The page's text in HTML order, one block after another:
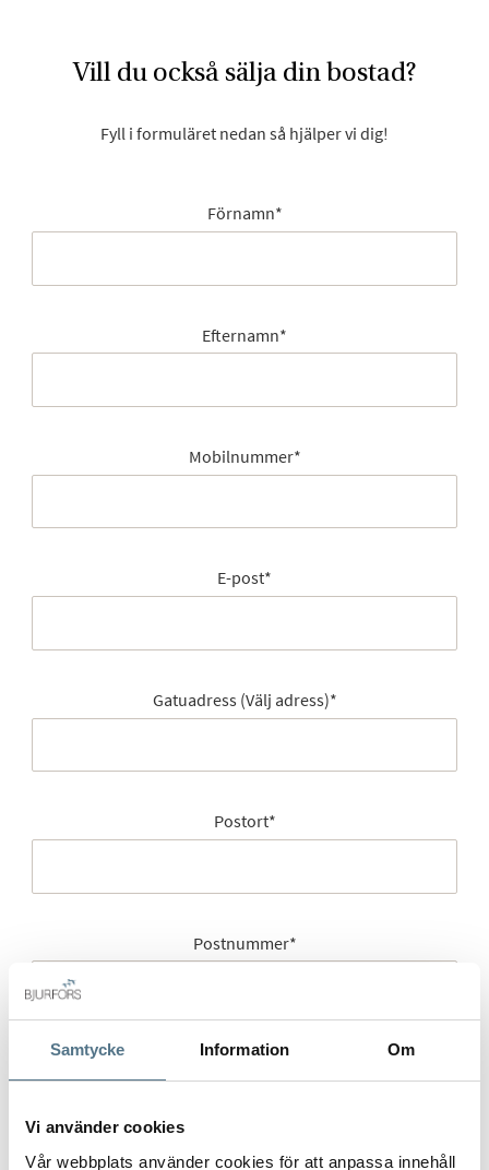
Samtycke Information Om
Vi använder cookies
Vår webbplats använder cookies för att anpassa innehåll
Vill du också sälja din bostad?
Fyll i formuläret nedan så hjälper vi dig!
Förnamn*
Efternamn*
Mobilnummer*
E-post*
Gatuadress (Välj adress)*
Postort*
Postnummer*